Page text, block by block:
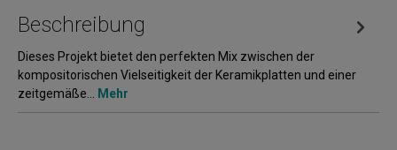
Beschreibung
Dieses Projekt bietet den perfekten Mix zwischen der
kompositorischen Vielseitigkeit der Keramikplatten und einer
zeitgemäße… Mehr